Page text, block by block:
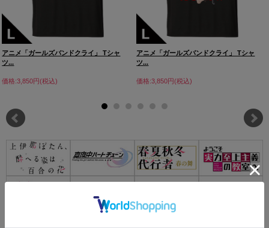
アニメ「ガールズバンドクライ」 Tシャ
ツ...
価格:3,850円(税込)
アニメ「ガールズバンドクライ」 Tシャ
ツ...
価格:3,850円(税込)